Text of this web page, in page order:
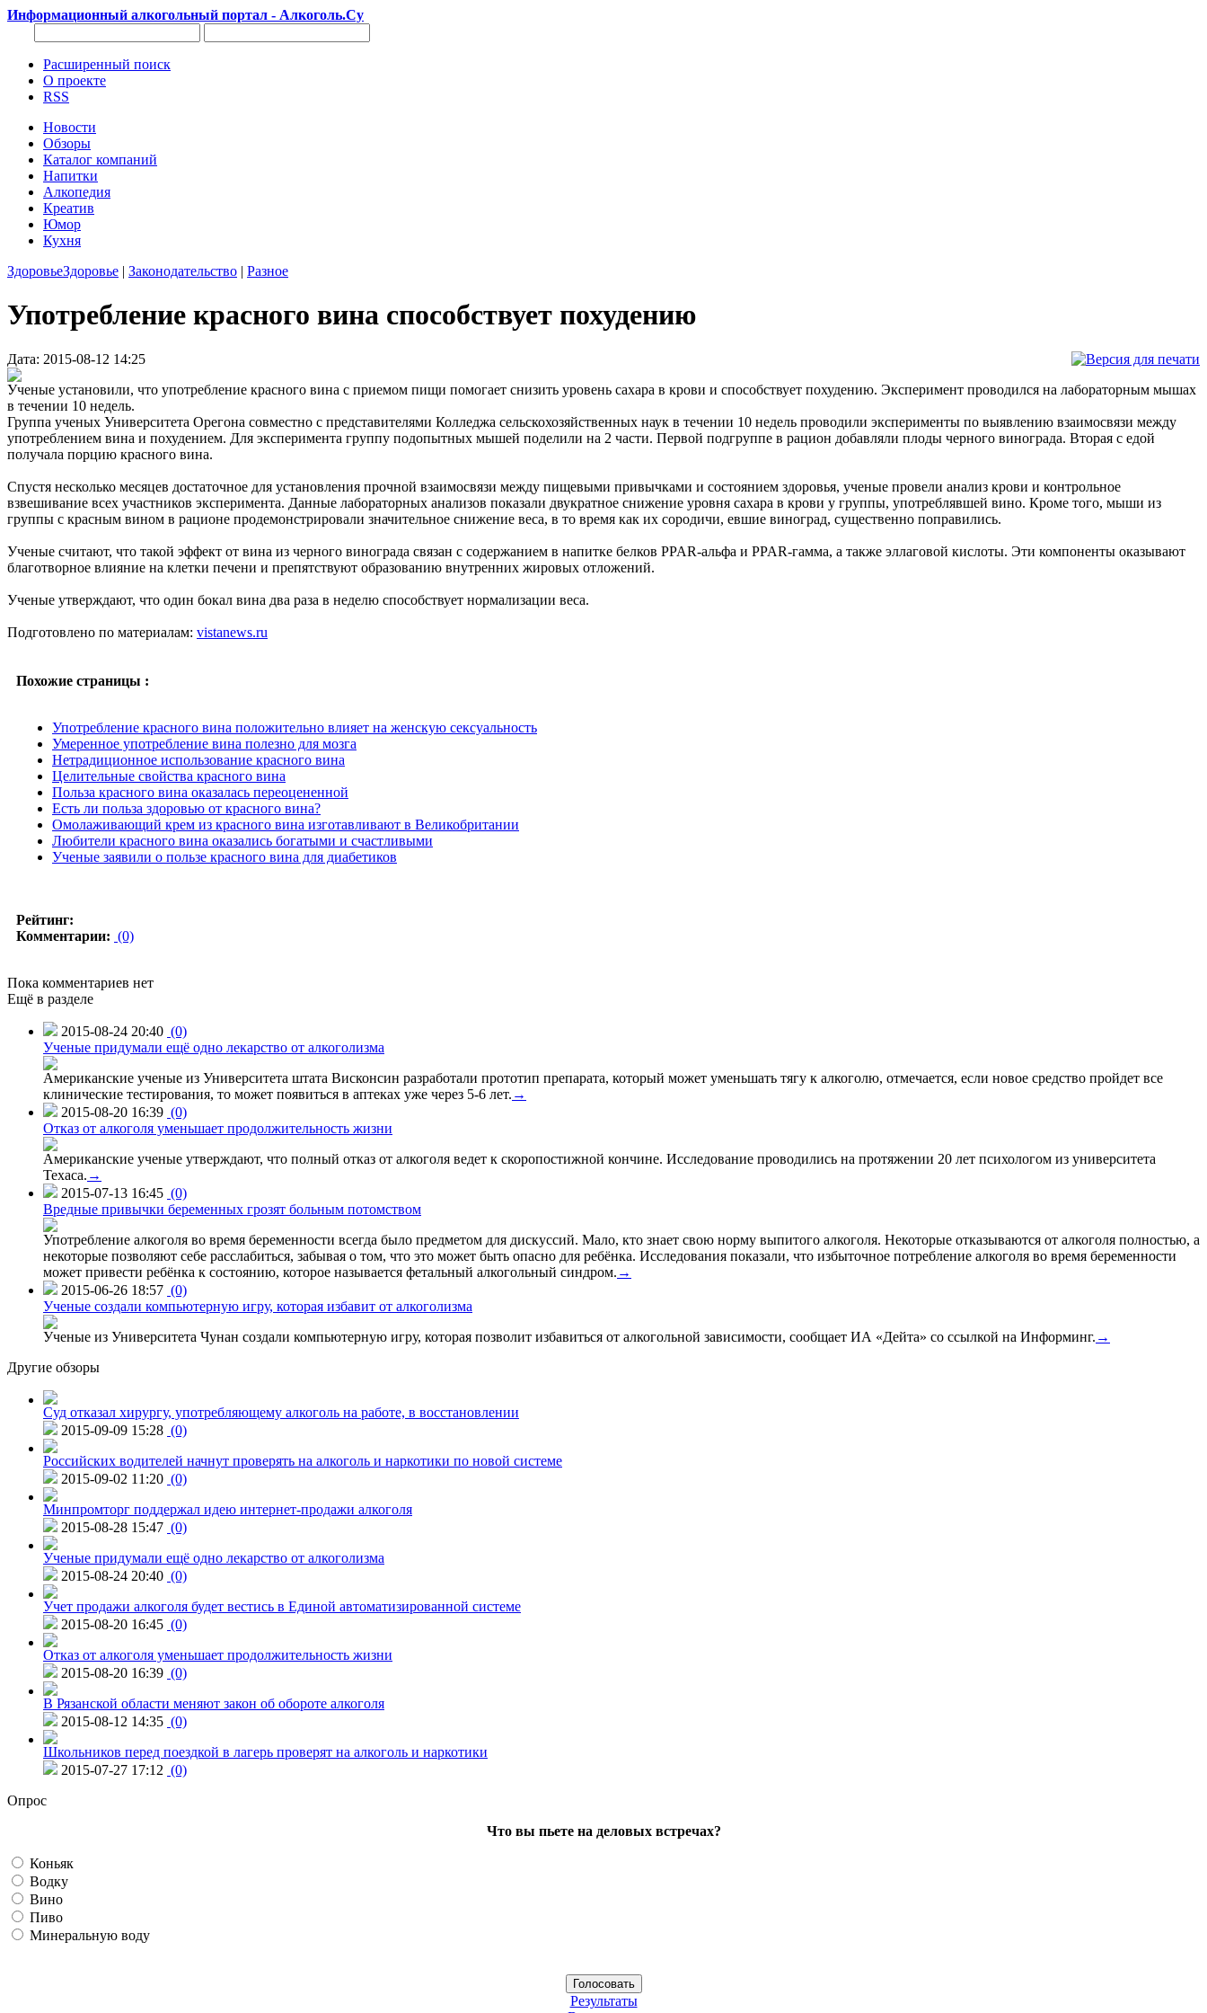
Информационный алкогольный портал - Алкоголь.Су
Расширенный поиск
О проекте
RSS
Новости
Обзоры
Каталог компаний
Напитки
Алкопедия
Креатив
Юмор
Кухня
ЗдоровьеЗдоровье | Законодательство | Разное
Употребление красного вина способствует похудению
Дата: 2015-08-12 14:25
Ученые установили, что употребление красного вина с приемом пищи помогает снизить уровень сахара в крови и способствует похудению. Эксперимент проводился на лабораторным мышах
в течении 10 недель.
Группа ученых Университета Орегона совместно с представителями Колледжа сельскохозяйственных наук в течении 10 недель проводили эксперименты по выявлению взаимосвязи между
употреблением вина и похудением. Для эксперимента группу подопытных мышей поделили на 2 части. Первой подгруппе в рацион добавляли плоды черного винограда. Вторая с едой
получала порцию красного вина.
Спустя несколько месяцев достаточное для установления прочной взаимосвязи между пищевыми привычками и состоянием здоровья, ученые провели анализ крови и контрольное
взвешивание всех участников эксперимента. Данные лабораторных анализов показали двукратное снижение уровня сахара в крови у группы, употреблявшей вино. Кроме того, мыши из
группы с красным вином в рационе продемонстрировали значительное снижение веса, в то время как их сородичи, евшие виноград, существенно поправились.
Ученые считают, что такой эффект от вина из черного винограда связан с содержанием в напитке белков PPAR-альфа и PPAR-гамма, а также эллаговой кислоты. Эти компоненты оказывают
благотворное влияние на клетки печени и препятствуют образованию внутренних жировых отложений.
Ученые утверждают, что один бокал вина два раза в неделю способствует нормализации веса.
Подготовлено по материалам: vistanews.ru
Похожие страницы :
Употребление красного вина положительно влияет на женскую сексуальность
Умеренное употребление вина полезно для мозга
Нетрадиционное использование красного вина
Целительные свойства красного вина
Польза красного вина оказалась переоцененной
Есть ли польза здоровью от красного вина?
Омолаживающий крем из красного вина изготавливают в Великобритании
Любители красного вина оказались богатыми и счастливыми
Ученые заявили о пользе красного вина для диабетиков
Рейтинг:
Комментарии: (0)
Пока комментариев нет
Ещё в разделе
2015-08-24 20:40 (0)
Ученые придумали ещё одно лекарство от алкоголизма
Американские ученые из Университета штата Висконсин разработали прототип препарата, который может уменьшать тягу к алкоголю, отмечается, если новое средство пройдет все
клинические тестирования, то может появиться в аптеках уже через 5-6 лет. →
2015-08-20 16:39 (0)
Отказ от алкоголя уменьшает продолжительность жизни
Американские ученые утверждают, что полный отказ от алкоголя ведет к скоропостижной кончине. Исследование проводились на протяжении 20 лет психологом из университета
Техаса. →
2015-07-13 16:45 (0)
Вредные привычки беременных грозят больным потомством
Употребление алкоголя во время беременности всегда было предметом для дискуссий. Мало, кто знает свою норму выпитого алкоголя. Некоторые отказываются от алкоголя полностью, а
некоторые позволяют себе расслабиться, забывая о том, что это может быть опасно для ребёнка. Исследования показали, что избыточное потребление алкоголя во время беременности
может привести ребёнка к состоянию, которое называется фетальный алкогольный синдром. →
2015-06-26 18:57 (0)
Ученые создали компьютерную игру, которая избавит от алкоголизма
Ученые из Университета Чунан создали компьютерную игру, которая позволит избавиться от алкогольной зависимости, сообщает ИА «Дейта» со ссылкой на Информинг. →
Другие обзоры
Суд отказал хирургу, употребляющему алкоголь на работе, в восстановлении
2015-09-09 15:28 (0)
Российских водителей начнут проверять на алкоголь и наркотики по новой системе
2015-09-02 11:20 (0)
Минпромторг поддержал идею интернет-продажи алкоголя
2015-08-28 15:47 (0)
Ученые придумали ещё одно лекарство от алкоголизма
2015-08-24 20:40 (0)
Учет продажи алкоголя будет вестись в Единой автоматизированной системе
2015-08-20 16:45 (0)
Отказ от алкоголя уменьшает продолжительность жизни
2015-08-20 16:39 (0)
В Рязанской области меняют закон об обороте алкоголя
2015-08-12 14:35 (0)
Школьников перед поездкой в лагерь проверят на алкоголь и наркотики
2015-07-27 17:12 (0)
Опрос
Что вы пьете на деловых встречах?
Коньяк
Водку
Вино
Пиво
Минеральную воду
Результаты